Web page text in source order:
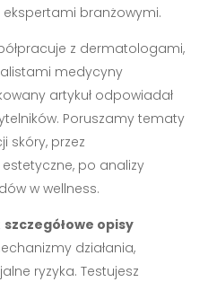
branżowymi.
z dermatologami,
medycyny
artykuł odpowiadał
Poruszamy tematy
skóry, przez
po analizy
w wellness.
szczegółowe opisy
działania,
ryzyka. Testujesz